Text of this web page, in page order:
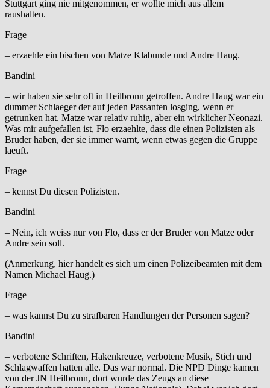
Stuttgart ging nie mitgenommen, er wollte mich aus allem
raushalten.
Frage
– erzaehle ein bischen von Matze Klabunde und Andre Haug.
Bandini
– wir haben sie sehr oft in Heilbronn getroffen. Andre Haug war ein
dummer Schlaeger der auf jeden Passanten losging, wenn er
getrunken hat. Matze war relativ ruhig, aber ein wirklicher Neonazi.
Was mir aufgefallen ist, Flo erzaehlte, dass die einen Polizisten als
Bruder haben, der sie immer warnt, wenn etwas gegen die Gruppe
laeuft.
Frage
– kennst Du diesen Polizisten.
Bandini
– Nein, ich weiss nur von Flo, dass er der Bruder von Matze oder
Andre sein soll.
(Anmerkung, hier handelt es sich um einen Polizeibeamten mit dem
Namen Michael Haug.)
Frage
– was kannst Du zu strafbaren Handlungen der Personen sagen?
Bandini
– verbotene Schriften, Hakenkreuze, verbotene Musik, Stich und
Schlagwaffen hatten alle. Das war normal. Die NPD Dinge kamen
von der JN Heilbronn, dort wurde das Zeugs an diese